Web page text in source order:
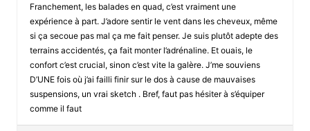
Franchement, les balades en quad, c’est vraiment une
expérience à part. J’adore sentir le vent dans les cheveux, même
si ça secoue pas mal ça me fait penser. Je suis plutôt adepte des
terrains accidentés, ça fait monter l’adrénaline. Et ouais, le
confort c’est crucial, sinon c’est vite la galère. J’me souviens
D’UNE fois où j’ai failli finir sur le dos à cause de mauvaises
suspensions, un vrai sketch . Bref, faut pas hésiter à s’équiper
comme il faut